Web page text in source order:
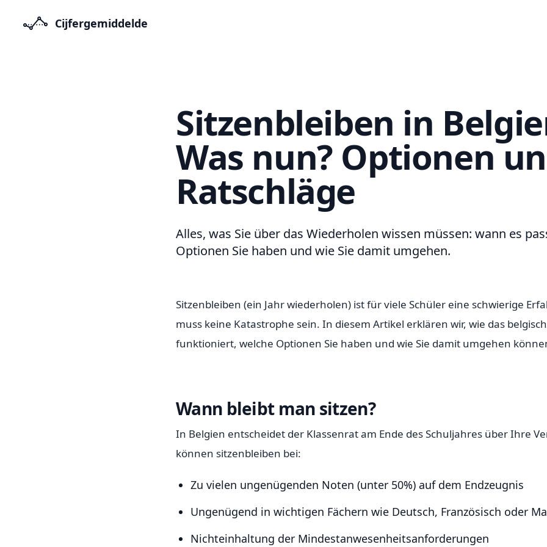
Cijfergemiddelde
Sitzenbleiben in
Was nun? Optionen
Ratschläge
Alles, was Sie über das Wiederholen wissen müssen: wann es
Optionen Sie haben und wie Sie damit umgehen.
Sitzenbleiben (ein Jahr wiederholen) ist für viele Schüler eine schwierige
muss keine Katastrophe sein. In diesem Artikel erklären wir, wie das
funktioniert, welche Optionen Sie haben und wie Sie damit umgehen
Wann bleibt man sitzen?
In Belgien entscheidet der Klassenrat am Ende des Schuljahres über Ihre
können sitzenbleiben bei:
Zu vielen ungenügenden Noten (unter 50%) auf dem Endzeugnis
Ungenügend in wichtigen Fächern wie Deutsch, Französisch oder
Nichteinhaltung der Mindestanwesenheitsanforderungen